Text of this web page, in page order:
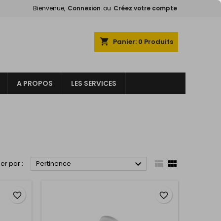
Bienvenue, Connexion ou Créez votre compte
shopping_cart Panier: 0 Produits
A PROPOS LES SERVICES
par : Pertinence   
favorite_border favorite_border